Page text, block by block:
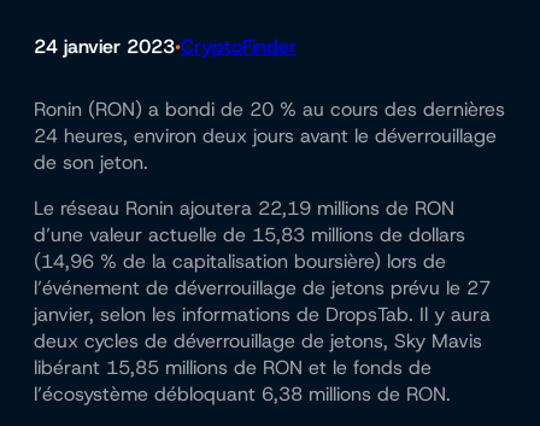
24 janvier 2023•CryptoFinder
Ronin (RON) a bondi de 20 % au cours des dernières
24 heures, environ deux jours avant le déverrouillage
de son jeton.
Le réseau Ronin ajoutera 22,19 millions de RON
d’une valeur actuelle de 15,83 millions de dollars
(14,96 % de la capitalisation boursière) lors de
l’événement de déverrouillage de jetons prévu le 27
janvier, selon les informations de DropsTab. Il y aura
deux cycles de déverrouillage de jetons, Sky Mavis
libérant 15,85 millions de RON et le fonds de
l’écosystème débloquant 6,38 millions de RON.